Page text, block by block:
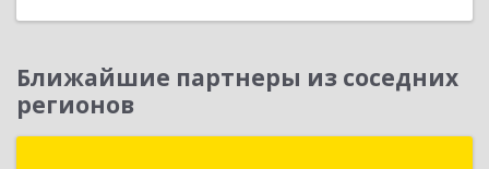
Ближайшие партнеры из соседних
регионов